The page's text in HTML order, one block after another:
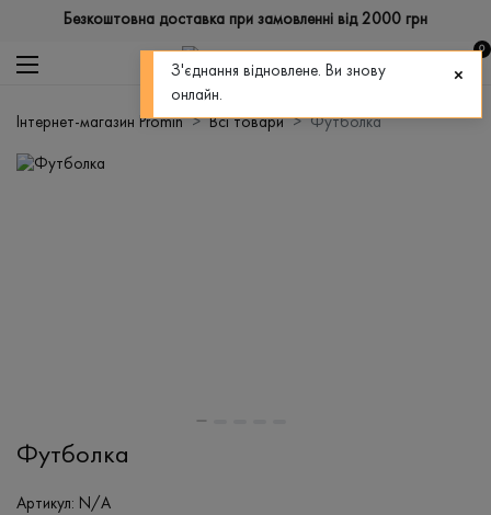
Безкоштовна доставка при замовленні від 2000 грн
0
Інтернет-магазин Promin Всі товари Футболка
Футболка
Артикул: N/A
З'єднання відновлене. Ви знову
онлайн.